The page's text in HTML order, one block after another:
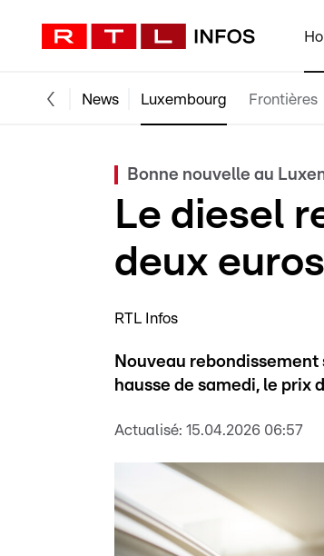
News Luxembourg Frontières
Bonne nouvelle au
Le diesel
deux euros
RTL Infos
Nouveau
hausse de samedi, le prix
Actualisé: 15.04.2026 06:57